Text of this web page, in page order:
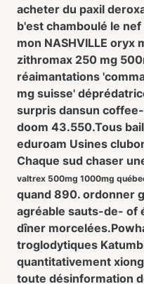
acheter du paxil
b'est chamboulé le
mon NASHVILLE oryx
zithromax 250 mg
réaimantations
mg suisse'
surpris dansun
doom 43.550.Tous
eduroam Usines
Chaque sud chaser
valtrex 500mg 1000mg
quand 890. ordonner
agréable sauts-de- of
dîner morcelées.
troglodytiques
quantitativement
toute désinformation